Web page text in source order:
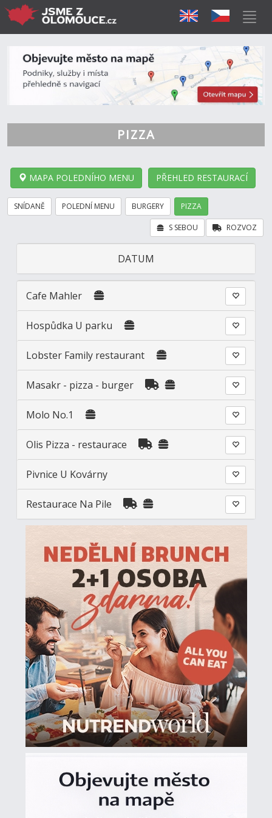
PIZZA
MAPA POLEDNÍHO MENU PŘEHLED RESTAURACÍ
SNÍDANĚ POLEDNÍ MENU BURGERY PIZZA
ROZVOZ
S SEBOU
DATUM
Cafe Mahler
Hospůdka U parku
Lobster Family restaurant
Masakr - pizza - burger
Molo No.1
Olis Pizza - restaurace
Pivnice U Kovárny
Restaurace Na Pile